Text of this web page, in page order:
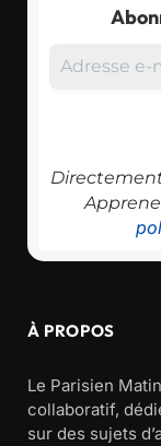
À PROPOS
Le Parisien
collaboratif,
sur des sujets